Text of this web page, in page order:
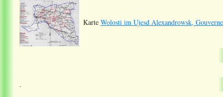
Karte Wolosti im Ujesd Alexandrowsk,
.